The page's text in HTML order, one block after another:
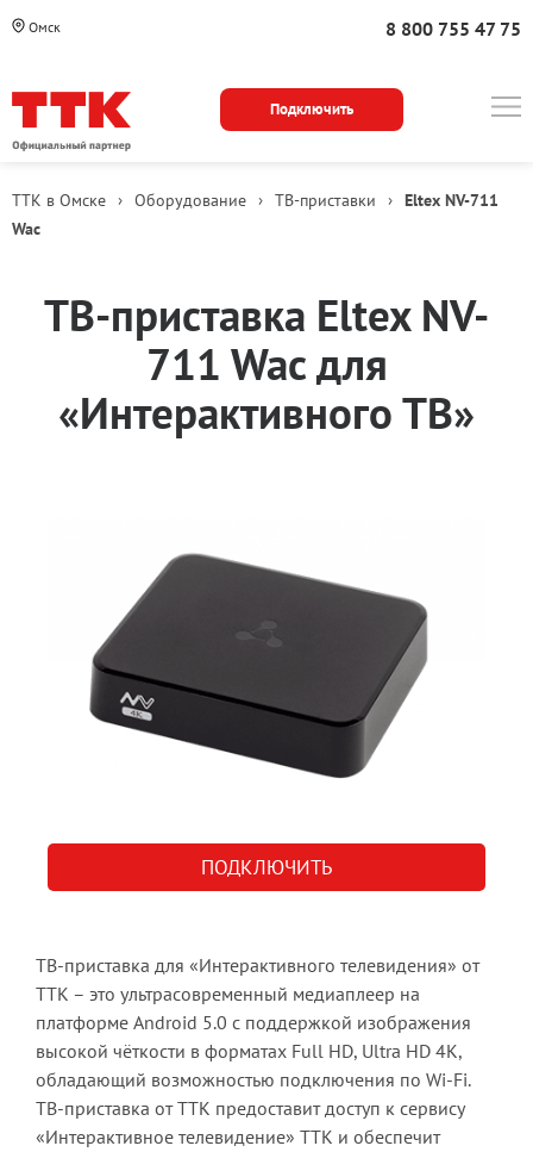
Омск 8 800 755 47 75
Подключить
ТТК в Омске › Оборудование › ТВ-приставки › Eltex NV-711
Wac
ТВ-приставка Eltex NV-
711 Wac для
«Интерактивного ТВ»
Описание
модели
приобретения
Омске
ПОДКЛЮЧИТЬ
ТВ-приставка для «Интерактивного телевидения» от
ТТК – это ультрасовременный медиаплеер на
платформе Android 5.0 с поддержкой изображения
высокой чёткости в форматах Full HD, Ultra HD 4K,
обладающий возможностью подключения по Wi-Fi.
ТВ-приставка от ТТК предоставит доступ к сервису
«Интерактивное телевидение» ТТК и обеспечит